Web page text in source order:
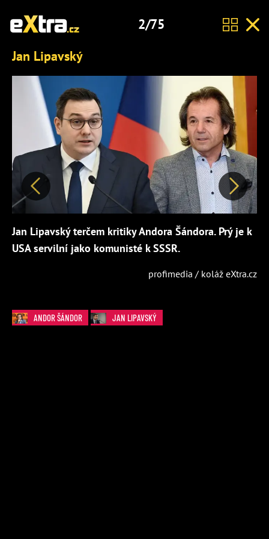
2/75
Jan Lipavský
Předchozí Další
Jan Lipavský terčem kritiky Andora Šándora. Prý je k
USA servilní jako komunisté k SSSR.
profimedia / koláž eXtra.cz
ANDOR ŠÁNDOR JAN LIPAVSKÝ